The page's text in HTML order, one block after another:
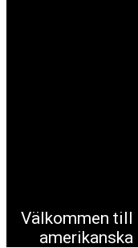
Välkommen till